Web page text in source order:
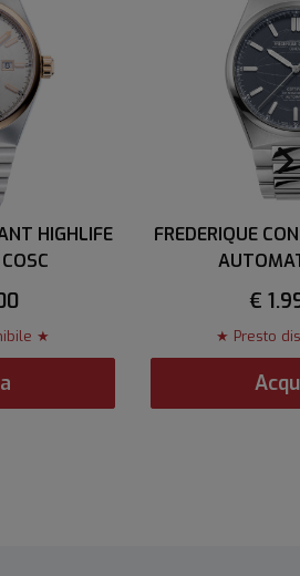
HIGHLIFE
★
FREDERIQUE
€
★ Presto